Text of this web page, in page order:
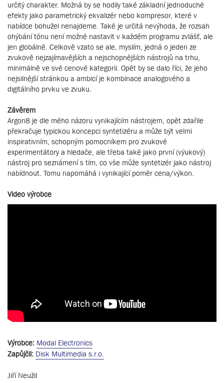
určitý charakter. Možná by se hodily také základní jednoduché
efekty jako parametrický ekvalizér nebo kompresor, které v
nabídce bohužel nenajdeme. Také je určitá nevýhoda, že rozsah
ohýbání tónu není možné nastavit v každém programu zvlášť, ale
jen globálně. Celkově vzato se ale, myslím, jedná o jeden ze
zvukově nejzajímavějších a nejschopnějších nástrojů na trhu,
minimálně ve své cenové kategorii. Opět by se dalo říci, že jeho
nejsilnější stránkou a ambicí je kombinace analogového a
digitálního prvku ve zvuku.
Závěrem
Argon8 je dle mého názoru vynikajícím nástrojem, opět zdařile
překračuje typickou koncepci syntetizéru a může být velmi
inspirativním, schopným pomocníkem pro zvukové
experimentátory a hledače, ale třeba také jako první (výukový)
nástroj pro seznámení s tím, co vše může syntetizér jako nástroj
nabídnout. Tomu napomáhá i vynikající poměr cena/výkon.
Video výrobce
Výrobce: Modal Electronics
Zapůjčil: Disk Multimedia s.r.o.
Jiří Neužil